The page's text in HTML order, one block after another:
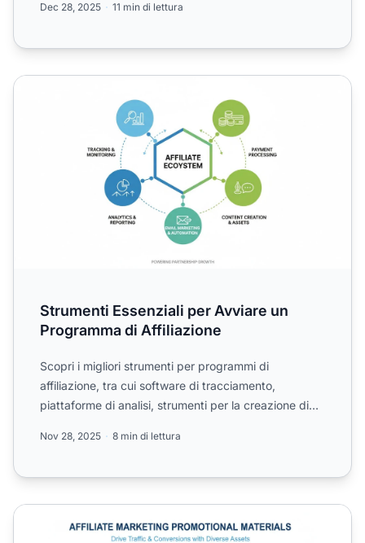
Dec 28, 2025 11 min di lettura
Strumenti Essenziali per Avviare un Programma di
Strumenti Essenziali per Avviare un
Programma di Affiliazione
Scopri i migliori strumenti per programmi di
affiliazione, tra cui software di tracciamento,
piattaforme di analisi, strumenti per la creazione di
Nov 28, 2025 8 min di lettura
Quali materiali promozionali vengono utilizzati nel